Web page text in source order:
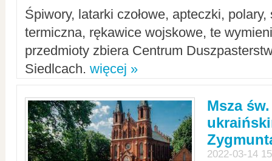
Śpiwory, latarki czołowe, apteczki,
termiczna, rękawice wojskowe, te
przedmioty zbiera Centrum
Siedlcach. więcej »
Msza
2022-03-14